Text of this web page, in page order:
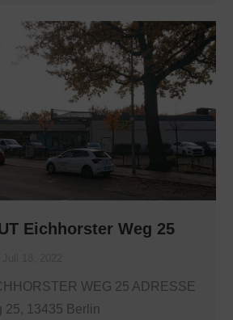
Eichhorster Weg 25
WEG 25 ADRESSE
25, 13435 Berlin